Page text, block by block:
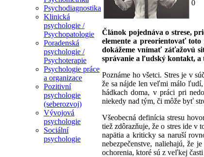
Psychodiagnostika
Klinická
psychologie /
Psychopatologie
Poradenská
psychologie /
Psychoterapie
Psychologie práce
a organizace
Pozitivní
psychologie
(seberozvoj)
Vývojová
psychologie
Sociální
psychologie
0
Článok pojednáva o strese,
elemente a preorientovať
dokážeme vnímať záťažovú
správanie a ľudský kontakt, a
Poznáme ho všetci. Stres je v
že sa nájde len veľmi málo
hádkach doma, v práci pri
niekedy nad tým, či môže byť
Všeobecná definícia stresu
tiež zdôrazňuje, že o stres ide v
napätia a kriticky sa naruší
nebezpečenstve, naliehajú, že
ochorenia, ktoré sú z veľkej